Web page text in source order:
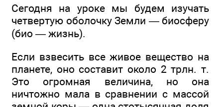
Сегодня на уроке мы будем изучать
четвертую оболочку Земли — биосферу
(био — жизнь).
Если взвесить все живое вещество на
планете, оно составит около 2 трлн. т.
Это огромная величина, но она
ничтожно мала в сравнении с массой